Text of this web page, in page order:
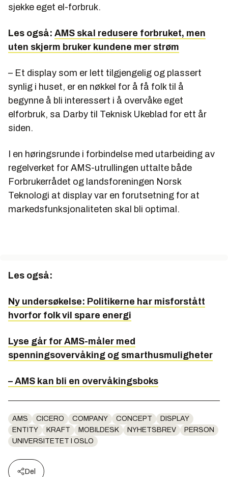
sjekke eget el-forbruk.
Les også: AMS skal redusere forbruket, men
uten skjerm bruker kundene mer strøm
– Et display som er lett tilgjengelig og plassert
synlig i huset, er en nøkkel for å få folk til å
begynne å bli interessert i å overvåke eget
elforbruk, sa Darby til Teknisk Ukeblad for ett år
siden.
I en høringsrunde i forbindelse med utarbeiding av
regelverket for AMS-utrullingen uttalte både
Forbrukerrådet og landsforeningen Norsk
Teknologi at display var en forutsetning for at
markedsfunksjonaliteten skal bli optimal.
Les også:
Ny undersøkelse: Politikerne har misforstått
hvorfor folk vil spare energi
Lyse går for AMS-måler med
spenningsovervåking og smarthusmuligheter
– AMS kan bli en overvåkingsboks
AMS CICERO COMPANY CONCEPT
DISPLAY
ENTITY
KRAFT MOBILDESK NYHETSBREV
PERSON
UNIVERSITETET I OSLO
Del